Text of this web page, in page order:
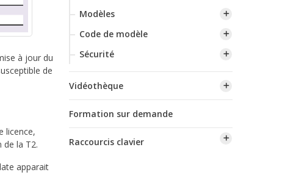
à jour du
de
licence,
de la T2.
apparait
Modèles
Code de modèle
Sécurité
Vidéothèque
Formation sur demande
Raccourcis clavier